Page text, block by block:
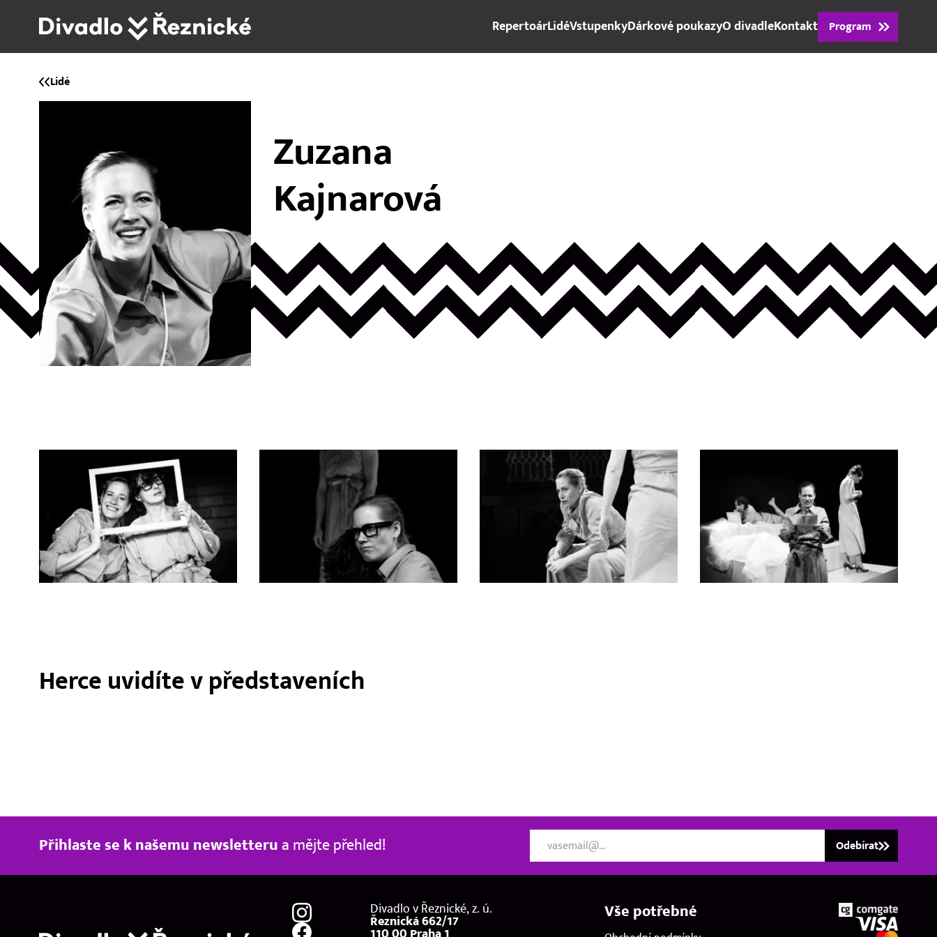
RepertoárLidéVstupenkyDárkové poukazyO divadleKontakt Program
Lidé
Zuzana
Kajnarová
Celá galerie
Herce uvidíte v představeních
Přihlaste se k našemu newsletterua mějte přehled! Odebírat
Divadlo v Řeznické, z. ú.
Řeznická 662/17 Vše potřebné